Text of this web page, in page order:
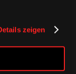
zeigen